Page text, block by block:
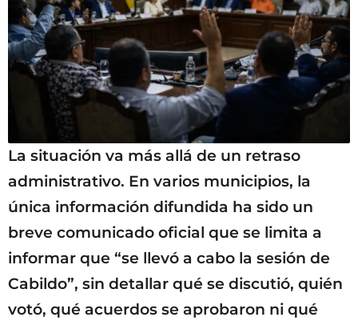
La situación va más allá de un retraso
administrativo. En varios municipios, la
única información difundida ha sido un
breve comunicado oficial que se limita a
informar que “se llevó a cabo la sesión de
Cabildo”, sin detallar qué se discutió, quién
votó, qué acuerdos se aprobaron ni qué